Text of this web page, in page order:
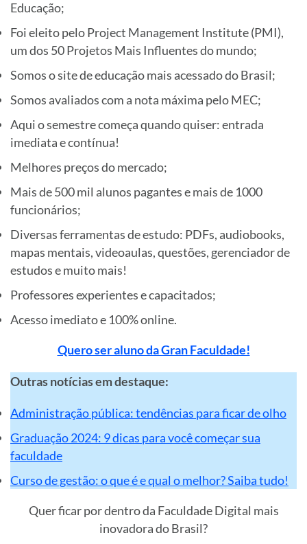
Educação;
Foi eleito pelo Project Management Institute (PMI),
um dos 50 Projetos Mais Influentes do mundo;
Somos o site de educação mais acessado do Brasil;
Somos avaliados com a nota máxima pelo MEC;
Aqui o semestre começa quando quiser: entrada
imediata e contínua!
Melhores preços do mercado;
Mais de 500 mil alunos pagantes e mais de 1000
funcionários;
Diversas ferramentas de estudo: PDFs, audiobooks,
mapas mentais, videoaulas, questões, gerenciador de
estudos e muito mais!
Professores experientes e capacitados;
Acesso imediato e 100% online.
Quero ser aluno da Gran Faculdade!
Outras notícias em destaque:
Administração pública: tendências para ficar de olho
Graduação 2024: 9 dicas para você começar sua
faculdade
Curso de gestão: o que é e qual o melhor? Saiba tudo!
Quer ficar por dentro da Faculdade Digital mais
inovadora do Brasil?